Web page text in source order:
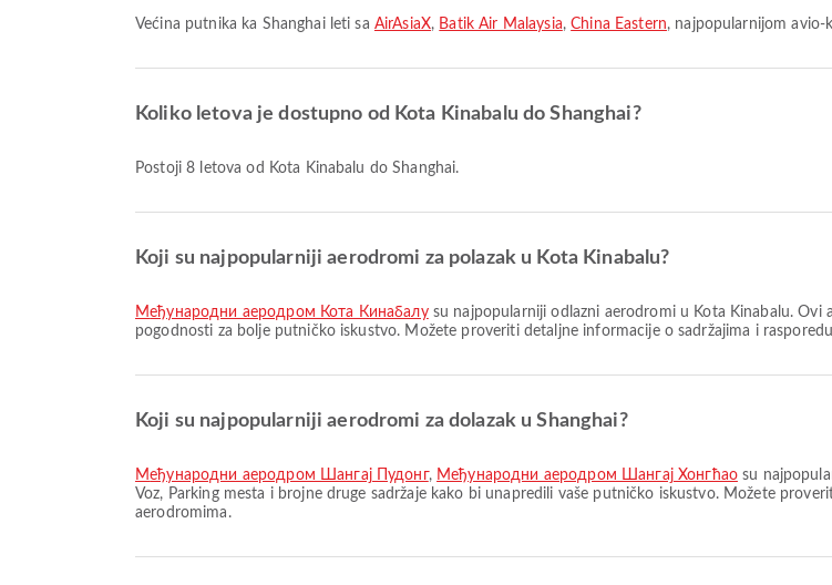
Većina putnika ka Shanghai leti sa AirAsiaX, Batik Air Malaysia,China Eastern, najpopularnijom avio-
Koliko letova je dostupno od Kota Kinabalu do Shanghai?
Postoji 8 letova od Kota Kinabalu do Shanghai.
Koji su najpopularniji aerodromi za polazak u Kota Kinabalu?
Међународни аеродром Кота Кинабалуsu najpopularniji odlazni aerodromi u Kota Kinabalu. Ovi
pogodnosti za bolje putničko iskustvo. Možete proveriti detaljne informacije o sadržajima i
Koji su najpopularniji aerodromi za dolazak u Shanghai?
Међународни аеродром Шангај Пудонг, Међународни аеродром Шангај Хонгћаоsu
Voz, Parking mesta i brojne druge sadržaje kako bi unapredili vaše putničko iskustvo. Možete
aerodromima.